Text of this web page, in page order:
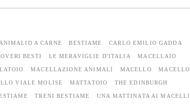
ANIMALID A CARNE BESTIAME CARLO EMILIO GADDA
BESTI LE MERAVIGLIE D'ITALIA MACELLAIO
MACELLAZIONE ANIMALI MACELLO MACELLO
VIALE MOLISE MATTATOIO THE EDINBURGH
TRENI BESTIAME UNA MATTINATA AI MACELLI